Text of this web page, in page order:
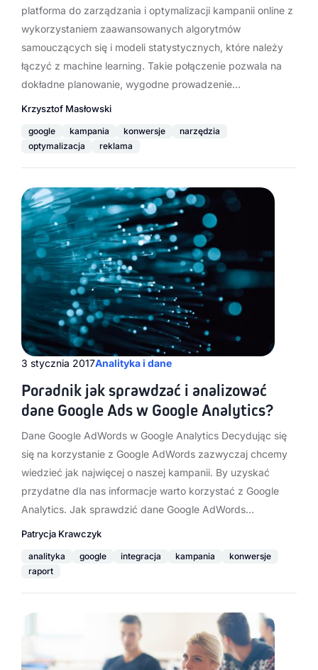
platforma do zarządzania i optymalizacji kampanii online z
wykorzystaniem zaawansowanych algorytmów
samouczących się i modeli statystycznych, które należy
łączyć z machine learning. Takie połączenie pozwala na
dokładne planowanie, wygodne prowadzenie…
Krzysztof Masłowski
google kampania konwersje
narzędzia
optymalizacja
reklama
3 stycznia 2017Analityka i dane
Poradnik jak sprawdzać i analizować
dane Google Ads w Google Analytics?
Dane Google AdWords w Google Analytics Decydując się
się na korzystanie z Google AdWords zazwyczaj chcemy
wiedzieć jak najwięcej o naszej kampanii. By uzyskać
przydatne dla nas informacje warto korzystać z Google
Analytics. Jak sprawdzić dane Google AdWords…
Patrycja Krawczyk
analityka google integracja kampania
konwersje
raport